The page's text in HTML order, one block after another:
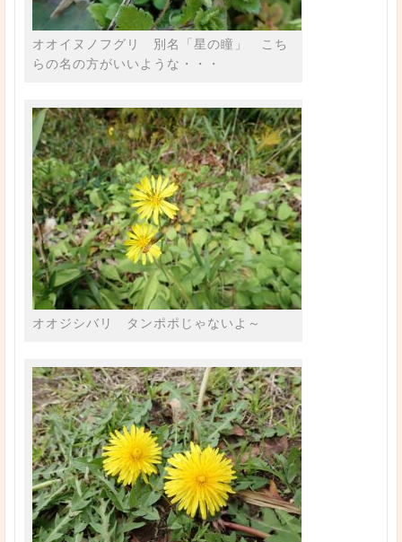
オオイヌノフグリ 別名「星の瞳」 こち
らの名の方がいいような・・・
オオジシバリ タンポポじゃないよ～